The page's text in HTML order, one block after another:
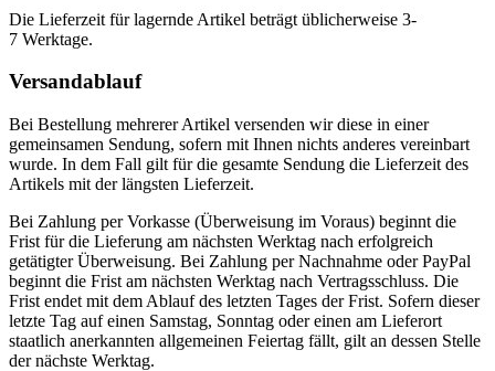
Die Lieferzeit für lagernde Artikel beträgt üblicherweise 3-
7 Werktage.
Versandablauf
Bei Bestellung mehrerer Artikel versenden wir diese in einer
gemeinsamen Sendung, sofern mit Ihnen nichts anderes vereinbart
wurde. In dem Fall gilt für die gesamte Sendung die Lieferzeit des
Artikels mit der längsten Lieferzeit.
Bei Zahlung per Vorkasse (Überweisung im Voraus) beginnt die
Frist für die Lieferung am nächsten Werktag nach erfolgreich
getätigter Überweisung. Bei Zahlung per Nachnahme oder PayPal
beginnt die Frist am nächsten Werktag nach Vertragsschluss. Die
Frist endet mit dem Ablauf des letzten Tages der Frist. Sofern dieser
letzte Tag auf einen Samstag, Sonntag oder einen am Lieferort
staatlich anerkannten allgemeinen Feiertag fällt, gilt an dessen Stelle
der nächste Werktag.